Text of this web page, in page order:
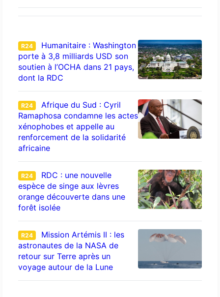
R24
Humanitaire : Washington
porte à 3,8 milliards USD son
soutien à l’OCHA dans 21 pays,
dont la RDC
R24
Afrique du Sud : Cyril
Ramaphosa condamne les actes
xénophobes et appelle au
renforcement de la solidarité
africaine
R24
RDC : une nouvelle
espèce de singe aux lèvres
orange découverte dans une
forêt isolée
R24
Mission Artémis II : les
astronautes de la NASA de
retour sur Terre après un
voyage autour de la Lune